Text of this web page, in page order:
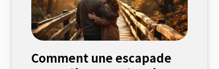
Comment une escapade